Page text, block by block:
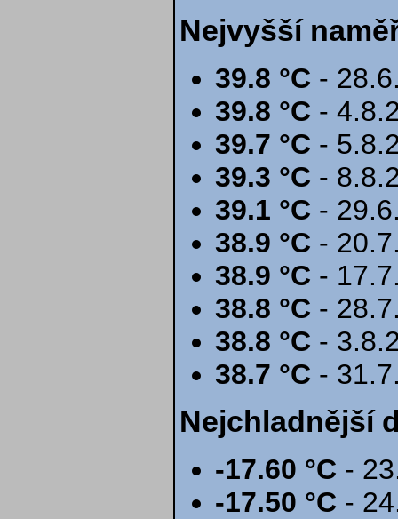
Nejvyšší
39.8 °C -
39.8 °C -
39.7 °C -
39.3 °C -
39.1 °C -
38.9 °C -
38.9 °C -
38.8 °C -
38.8 °C -
38.7 °C -
Nejchladnější
-17.60 °C -
-17.50 °C -